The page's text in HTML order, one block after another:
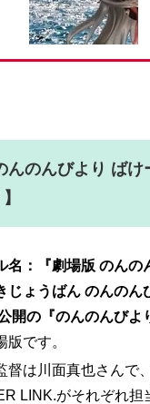
んのんびより ば
名：
『劇場版 のん
じょうばん のんのん
開の 『のんのんびよ
版です。
督は川面真也さんで
LINK.がそれぞれ担